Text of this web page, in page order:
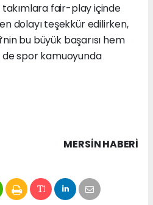
fair-play içinde
dolayı teşekkür edilirken,
bu büyük başarısı hem
de spor kamuoyunda
MERSIN HABERİ